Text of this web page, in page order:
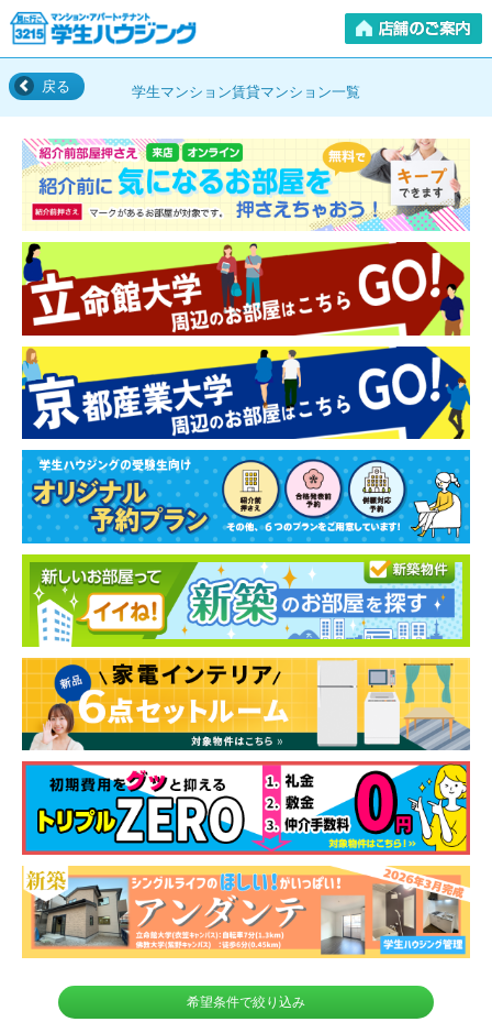
戻る 学生マンション賃貸マンション一覧
希望条件で絞り込み